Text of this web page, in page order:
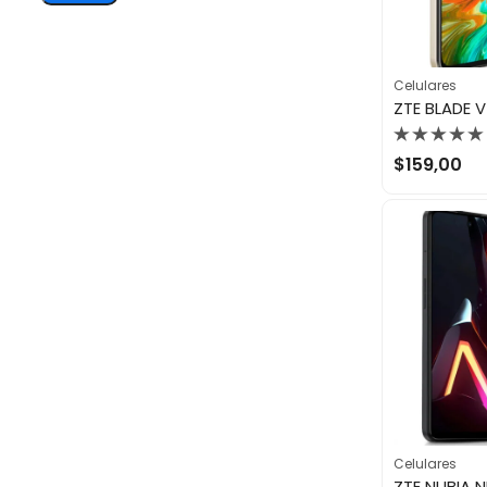
Celulares
Valorado
con
$159,00
Celulares